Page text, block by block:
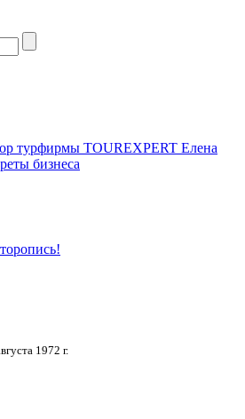
турфирмы TOUREXPERT Елена
бизнеса
1972 г.